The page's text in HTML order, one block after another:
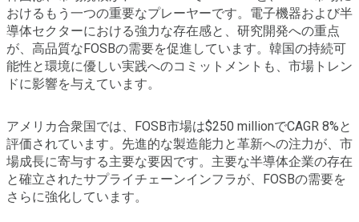
おけるもう一つの重要なプレーヤーです。電子機器および半
導体セクターにおける強力な存在感と、研究開発への重点
が、高品質なFOSBの需要を促進しています。韓国の持続可
能性と環境に優しい実践へのコミットメントも、市場トレン
ドに影響を与えています。
アメリカ合衆国では、FOSB市場は$250 millionでCAGR 8%と
評価されています。先進的な製造能力と革新への注力が、市
場成長に寄与する主要な要因です。主要な半導体企業の存在
と確立されたサプライチェーンインフラが、FOSBの需要を
さらに強化しています。